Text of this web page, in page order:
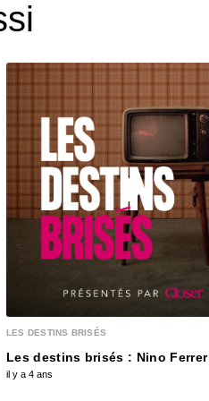
LES DESTINS BRISÉS
Les destins brisés : Nino Ferrer
il y a 4 ans